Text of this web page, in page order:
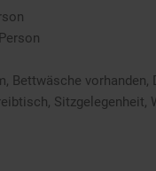
Bettwäsche
Sitzgelegenheit,